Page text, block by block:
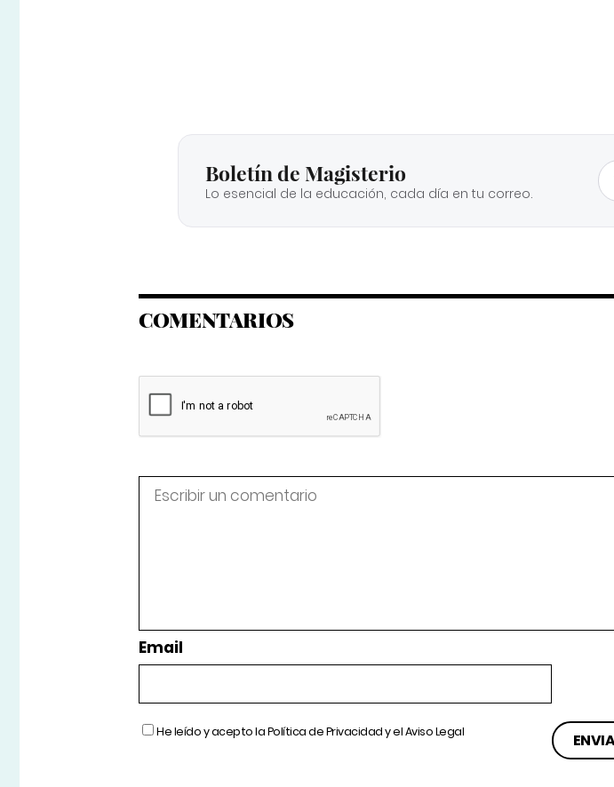
Boletín de Magisterio
Lo esencial de la educación, cada día en tu correo.
COMENTARIOS
Email
He leído y acepto laPolítica de Privacidady elAviso Legal